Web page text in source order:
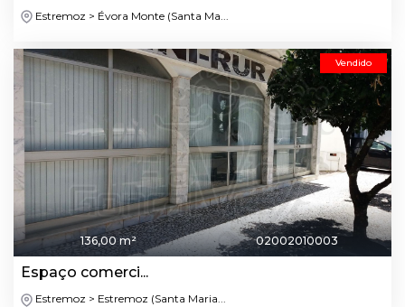
Estremoz > Évora Monte (Santa Ma...
Vendido
136,00 m² 02002010003
Espaço comerci...
Estremoz > Estremoz (Santa Maria...